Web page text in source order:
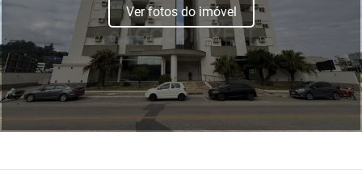
Ver fotos do imóvel